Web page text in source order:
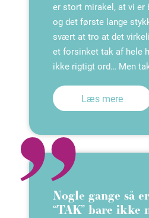
er stort mirakel, at vi
og det første lange
svært at tro at det
et forsinket tak af hele
ikke rigtigt ord… Men
Læs mere
Nogle gange så
“TAK” bare ikke